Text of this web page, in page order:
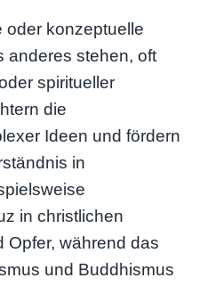
oder konzeptuelle
anderes stehen, oft
spiritueller
die
Ideen und fördern
in
in christlichen
Opfer, während das
und Buddhismus